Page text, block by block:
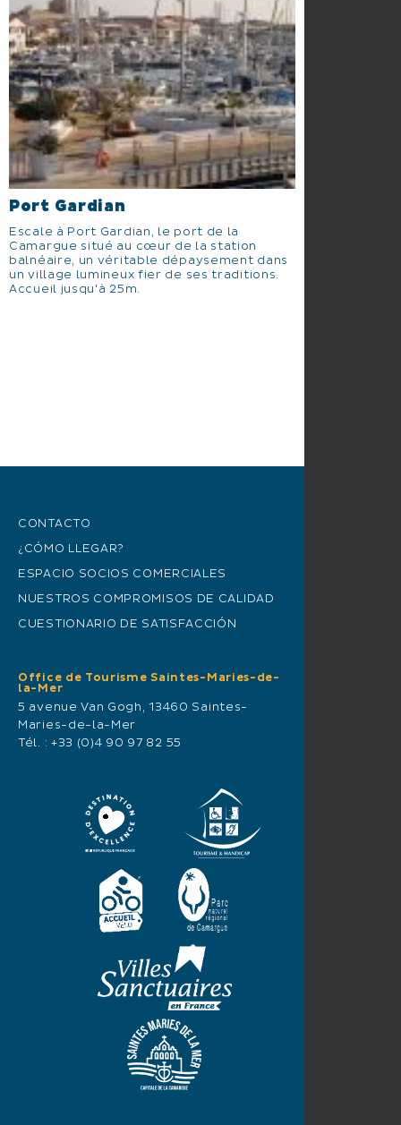
Port Gardian
Escale à Port Gardian, le port de la
Camargue situé au cœur de la station
balnéaire, un véritable dépaysement dans
un village lumineux fier de ses traditions.
Accueil jusqu'à 25m.
CONTACTO
¿CÓMO LLEGAR?
ESPACIO SOCIOS COMERCIALES
NUESTROS COMPROMISOS DE CALIDAD
CUESTIONARIO DE SATISFACCIÓN
Office de Tourisme Saintes-Maries-de-
la-Mer
5 avenue Van Gogh, 13460 Saintes-
Maries-de-la-Mer
Tél. : +33 (0)4 90 97 82 55